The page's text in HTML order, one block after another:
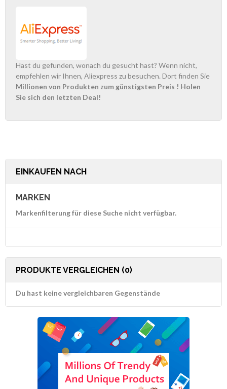
Hast du gefunden, wonach du gesucht hast? Wenn nicht,
empfehlen wir Ihnen, Aliexpress zu besuchen. Dort finden Sie
Millionen von Produkten zum günstigsten Preis ! Holen
Sie sich den letzten Deal!
EINKAUFEN NACH
MARKEN
Markenfilterung für diese Suche nicht verfügbar.
PRODUKTE VERGLEICHEN (0)
Du hast keine vergleichbaren Gegenstände